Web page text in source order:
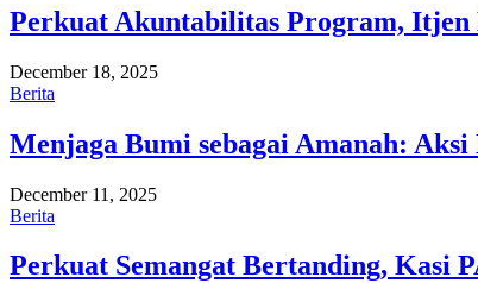
Perkuat Akuntabilitas Program, Itjen
December 18, 2025
Berita
Menjaga Bumi sebagai Amanah:
December 11, 2025
Berita
Perkuat Semangat Bertanding, Kasi